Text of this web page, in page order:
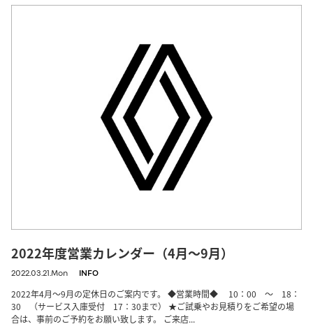
2022年度営業カレンダー（4月～9月）
2022.03.21.Mon INFO
2022年4月～9月の定休日のご案内です。 ◆営業時間◆ 10：00 ～ 18：
30 （サービス入庫受付 17：30まで） ★ご試乗やお見積りをご希望の場
合は、事前のご予約をお願い致します。 ご来店...